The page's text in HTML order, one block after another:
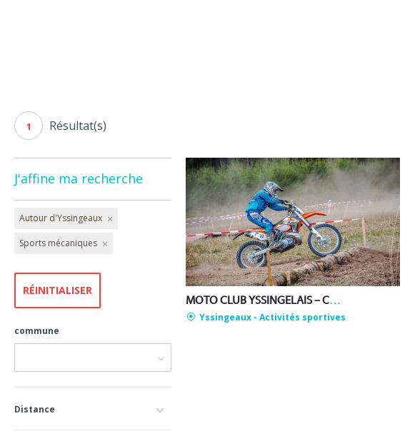
1 Résultat(s)
J'affine ma recherche
Autour d'Yssingeaux
Sports mécaniques
commune
Distance
MOTO CLUB YSSINGELAIS – COURS ET STAGES DE CROSS
Yssingeaux - Activités sportives